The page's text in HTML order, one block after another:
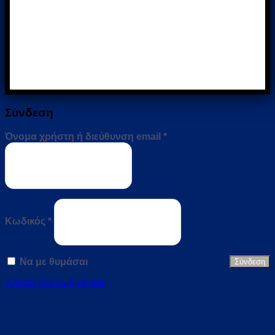
Σύνδεση
Όνομα χρήστη ή διεύθυνση email *Απαιτείται
Κωδικός *
Απαιτείται
Να με θυμάσαι Σύνδεση
Χάσατε τον κωδικό σας;